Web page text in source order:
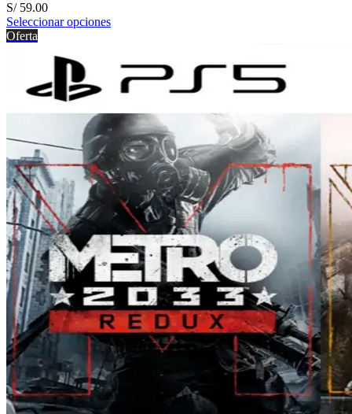
S/59.00
Seleccionar opciones
Oferta